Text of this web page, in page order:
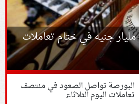
البورصة تربح 18 مليار جنيه في ختام تعاملات
البورصة تواصل الصعود في منتصف
تعاملات اليوم الثلاثاء